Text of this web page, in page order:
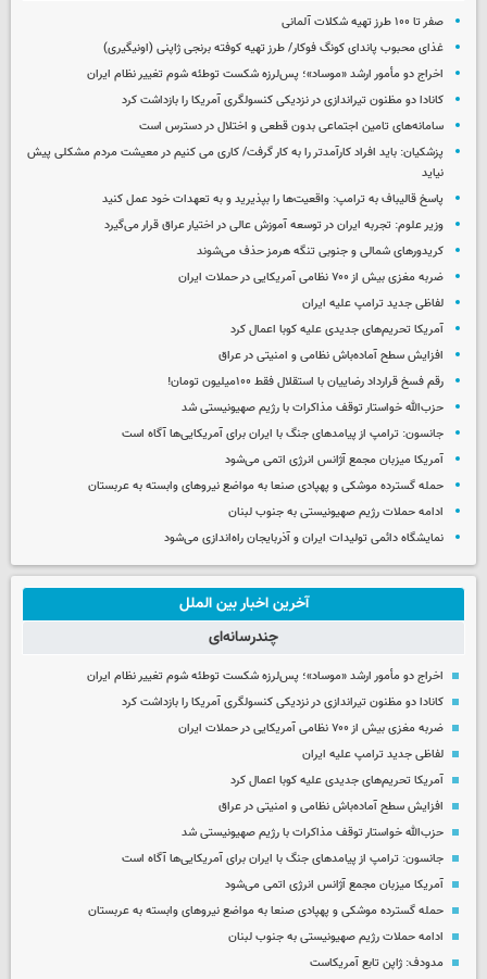
صفر تا ۱۰۰ طرز تهیه شکلات آلمانی
غذای محبوب پاندای کونگ فوکار/ طرز تهیه کوفته برنجی ژاپنی (اونیگیری)
اخراج دو مأمور ارشد «موساد»؛ پس‌لرزه شکست توطئه شوم تغییر نظام ایران
کانادا دو مظنون تیراندازی در نزدیکی کنسولگری آمریکا را بازداشت کرد
سامانه‌های تامین اجتماعی بدون قطعی و اختلال در دسترس است
پزشکیان: باید افراد کارآمدتر را به کار گرفت/ کاری می کنیم در معیشت مردم مشکلی پیش
نیاید
پاسخ قالیباف به ترامپ: واقعیت‌ها را بپذیرید و به تعهدات خود عمل کنید
وزیر علوم: تجربه ایران در توسعه آموزش عالی در اختیار عراق قرار می‌گیرد
کریدورهای شمالی و جنوبی تنگه هرمز حذف می‌شوند
ضربه مغزی بیش از ۷۰۰ نظامی آمریکایی در حملات ایران
لفاظی جدید ترامپ علیه ایران
آمریکا تحریم‌های جدیدی علیه کوبا اعمال کرد
افزایش سطح آماده‌باش نظامی و امنیتی در عراق
رقم فسخ قرارداد رضاییان با استقلال فقط ۱۰۰میلیون تومان!
حزب‌الله خواستار توقف مذاکرات با رژیم صهیونیستی شد
جانسون: ترامپ از پیامدهای جنگ با ایران برای آمریکایی‌ها آگاه است
آمریکا میزبان مجمع آژانس انرژی اتمی می‌شود
حمله گسترده موشکی و پهپادی صنعا به مواضع نیروهای وابسته به عربستان
ادامه حملات رژیم صهیونیستی به جنوب لبنان
نمایشگاه دائمی تولیدات ایران و آذربایجان راه‌اندازی می‌شود
آخرین اخبار بین الملل
چندرسانه‌ای
اخراج دو مأمور ارشد «موساد»؛ پس‌لرزه شکست توطئه شوم تغییر نظام ایران
کانادا دو مظنون تیراندازی در نزدیکی کنسولگری آمریکا را بازداشت کرد
ضربه مغزی بیش از ۷۰۰ نظامی آمریکایی در حملات ایران
لفاظی جدید ترامپ علیه ایران
آمریکا تحریم‌های جدیدی علیه کوبا اعمال کرد
افزایش سطح آماده‌باش نظامی و امنیتی در عراق
حزب‌الله خواستار توقف مذاکرات با رژیم صهیونیستی شد
جانسون: ترامپ از پیامدهای جنگ با ایران برای آمریکایی‌ها آگاه است
آمریکا میزبان مجمع آژانس انرژی اتمی می‌شود
حمله گسترده موشکی و پهپادی صنعا به مواضع نیروهای وابسته به عربستان
ادامه حملات رژیم صهیونیستی به جنوب لبنان
مدودف: ژاپن تابع آمریکاست